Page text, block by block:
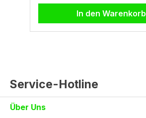
In den Warenkorb
Service-Hotline
Über Uns